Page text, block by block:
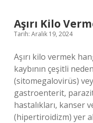
Aşırı Kilo
Tarih: Aralık 19, 2024
Aşırı kilo vermek
kaybının çeşitli
(sitomegalovirüs)
gastroenterit,
hastalıkları, kanser
(hipertiroidizm) yer